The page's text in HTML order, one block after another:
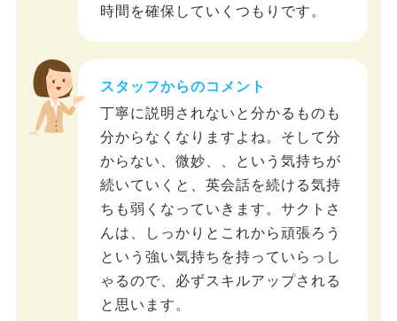
時間を確保していくつもりです。
スタッフからのコメント
丁寧に説明されないと分かるものも
分からなくなりますよね。そして分
からない、微妙、、という気持ちが
続いていくと、英会話を続ける気持
ちも弱くなっていきます。サクトさ
んは、しっかりとこれから頑張ろう
という強い気持ちを持っていらっし
ゃるので、必ずスキルアップされる
と思います。